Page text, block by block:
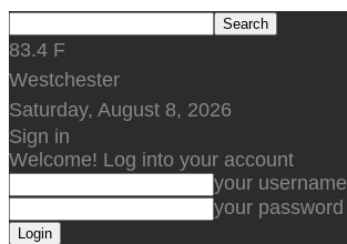
83.4 F
Westchester
Saturday, August 8, 2026
Sign in
Welcome! Log into your account
your username
your password